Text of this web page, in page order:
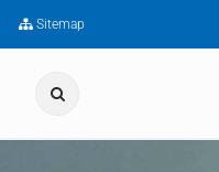
Sitemap